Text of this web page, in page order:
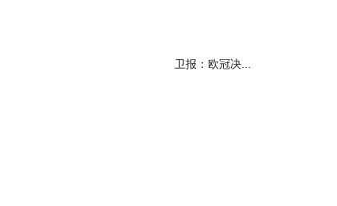
卫报：欧冠决...